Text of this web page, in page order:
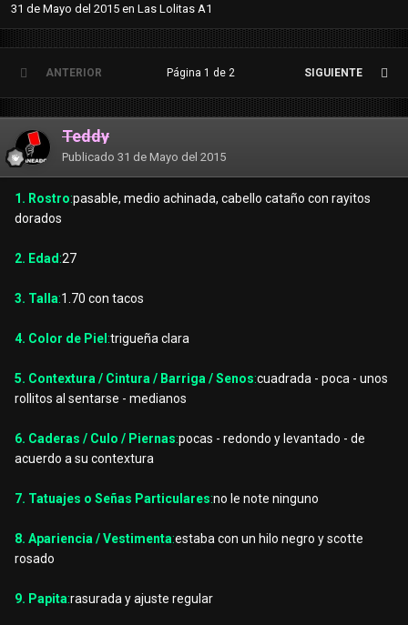
31 de Mayo del 2015 en Las Lolitas A1
ANTERIOR SIGUIENTE
Página 1 de 2
Teddy
Publicado 31 de Mayo del 2015
1. Rostro:pasable, medio achinada, cabello cataño con rayitos
dorados
2. Edad:27
3. Talla:1.70 con tacos
4. Color de Piel :trigueña clara
5. Contextura / Cintura / Barriga / Senos:cuadrada - poca - unos
rollitos al sentarse - medianos
6. Caderas / Culo / Piernas:pocas - redondo y levantado - de
acuerdo a su contextura
7. Tatuajes o Señas Particulares:no le note ninguno
8. Apariencia / Vestimenta:estaba con un hilo negro y scotte
rosado
9. Papita:rasurada y ajuste regular